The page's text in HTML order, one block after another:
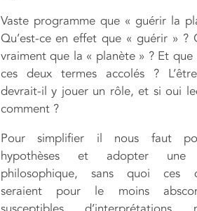
Vaste programme que « guérir la
Qu’est-ce en effet que « guérir » ?
vraiment que la « planète » ? Et que
ces deux termes accolés ?
devrait-il y jouer un rôle, et si oui
comment ?
Pour simplifier il nous faut
hypothèses et adopter une
philosophique, sans quoi ces
seraient pour le moins